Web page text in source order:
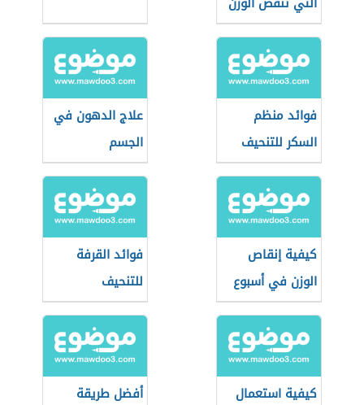
فوائد منظم
السكر للتنحيف
علاج الدهون في
الجسم
كيفية إنقاص
الوزن في أسبوع
للنساء
فوائد القرفة
للتنحيف
كيفية استعمال
أفضل طريقة